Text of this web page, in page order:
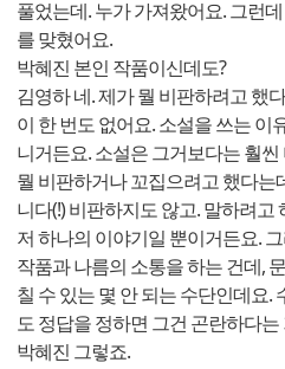
풀었는데. 누가 가져왔어요. 그런
를 맞혔어요.
박혜진 본인 작품이신데도?
김영하 네. 제가 뭘 비판하려고 했
이 한 번도 없어요. 소설을 쓰는 이
니거든요. 소설은 그거보다는 훨
뭘 비판하거나 꼬집으려고 했다는
니다(!) 비판하지도 않고. 말하려고
저 하나의 이야기일 뿐이거든요.
작품과 나름의 소통을 하는 건데,
칠 수 있는 몇 안 되는 수단인데요.
도 정답을 정하면 그건 곤란하다는
박혜진 그렇죠.